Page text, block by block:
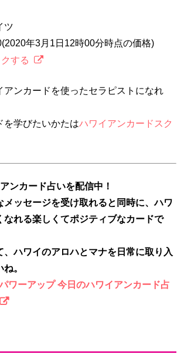
ツ
年3月1日12時00分時点の価格)
する
アンカードを使ったセラピストになれ
を学びたいかたはハワイアンカードスク
ンカード占いを配信中！
メッセージを受け取れると同時に、ハワ
なれる楽しくてポジティブなカードで
、ハワイのアロハとマナを日常に取り入
。
ワーアップ 今日のハワイアンカード占